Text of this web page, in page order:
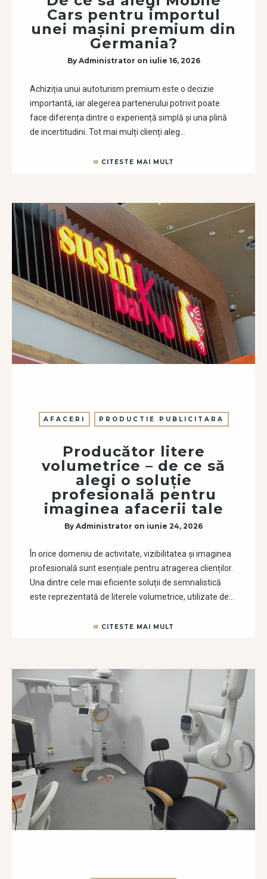
Cars pentru importul
unei mașini premium din
Germania?
By Administrator on iulie 16, 2026
Achiziția unui autoturism premium este o decizie
importantă, iar alegerea partenerului potrivit poate
face diferența dintre o experiență simplă și una plină
de incertitudini. Tot mai mulți clienți aleg…
CITESTE MAI MULT
AFACERI PRODUCTIE PUBLICITARA
Producător litere
volumetrice – de ce să
alegi o soluție
profesională pentru
imaginea afacerii tale
By Administrator on iunie 24, 2026
În orice domeniu de activitate, vizibilitatea și imaginea
profesională sunt esențiale pentru atragerea clienților.
Una dintre cele mai eficiente soluții de semnalistică
este reprezentată de literele volumetrice, utilizate de…
CITESTE MAI MULT